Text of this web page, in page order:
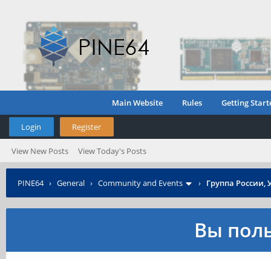
Main Website Rules Getting
Login Register
View New Posts View Today's Posts
PINE64› General › Community and Events › Группа России,
Вы